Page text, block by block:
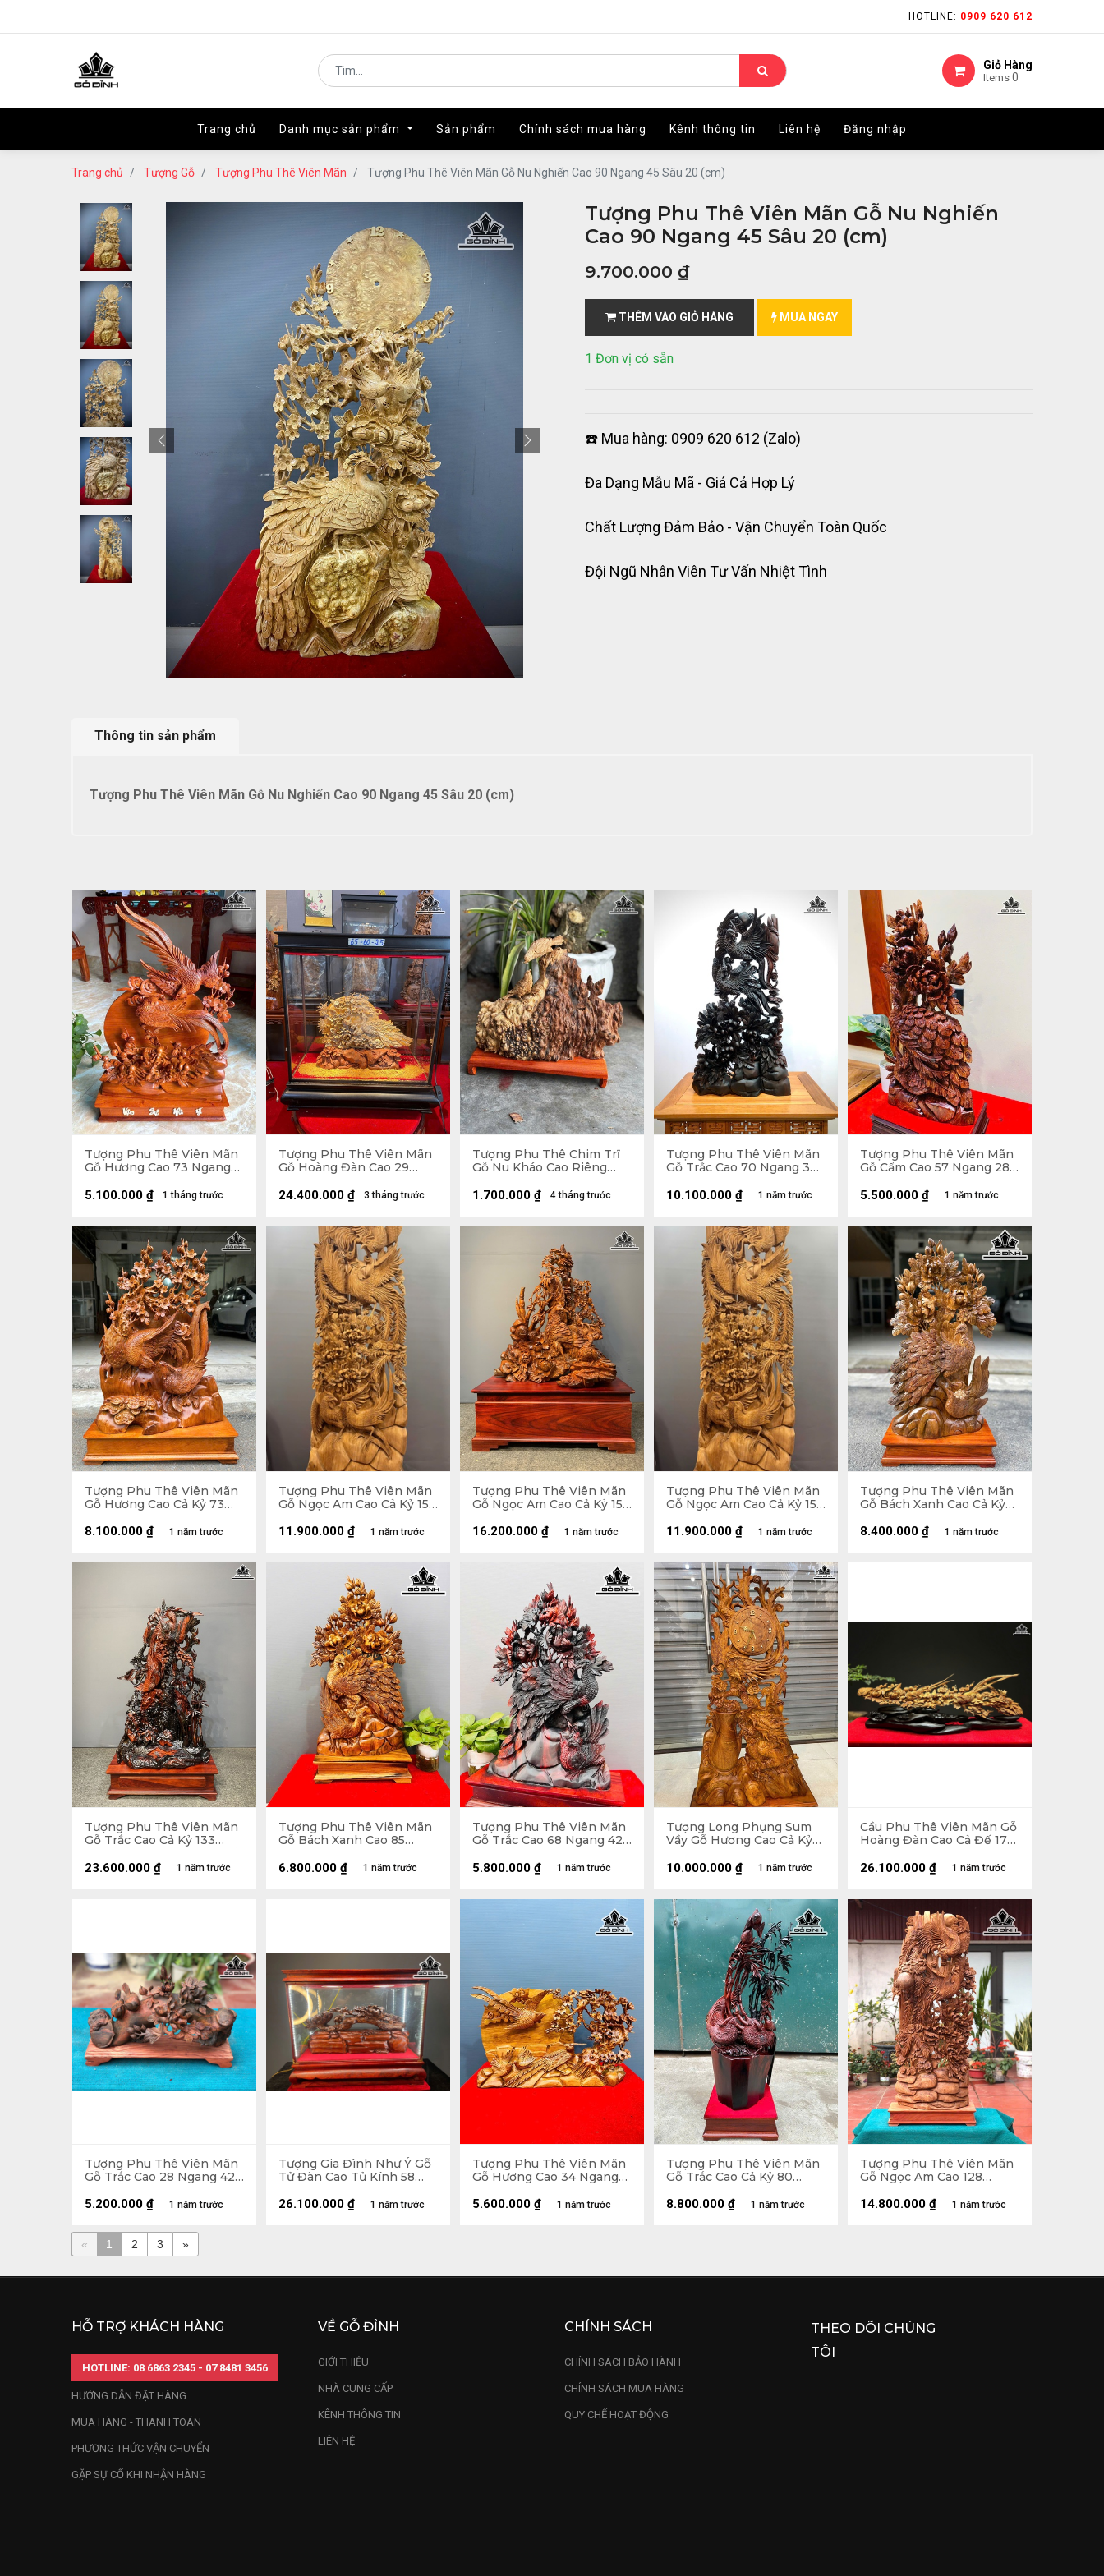
HOTLINE: 0909 620 612
Giỏ Hàng
Items 0
Trang chủ Danh mục sản phẩm Sản phẩm Chính sách mua hàng Kênh thông tin Liên hệ Đăng nhập
HOTLINE: 0909 620 612
Giỏ Hàng
Items 0
Trang chủ Danh mục sản phẩm Sản phẩm Chính sách mua hàng Kênh thông tin Liên hệ Đăng nhập
Trang chủ Tượng Gỗ Tượng Phu Thê Viên Mãn Tượng Phu Thê Viên Mãn Gỗ Nu Nghiến Cao 90 Ngang 45 Sâu 20 (cm)
Tượng Phu Thê Viên Mãn Gỗ Nu Nghiến
Cao 90 Ngang 45 Sâu 20 (cm)
9.700.000 ₫
THÊM VÀO GIỎ HÀNG MUA NGAY
1 Đơn vị có sẵn
☎️ Mua hàng: 0909 620 612 (Zalo)
Đa Dạng Mẫu Mã - Giá Cả Hợp Lý
Chất Lượng Đảm Bảo - Vận Chuyển Toàn Quốc
Đội Ngũ Nhân Viên Tư Vấn Nhiệt Tình
Thông tin sản phẩm
Tượng Phu Thê Viên Mãn Gỗ Nu Nghiến Cao 90 Ngang 45 Sâu 20 (cm)
Tượng Phu Thê Viên Mãn
Gỗ Hương Cao 73 Ngang
1 tháng trước
5.100.000 ₫
Tượng Phu Thê Viên Mãn
Gỗ Hoàng Đàn Cao 29
Cao 60 Ngang 55 Sâu 25
3 tháng trước
24.400.000 ₫
Tượng Phu Thê Chim Trĩ
Gỗ Nu Kháo Cao Riêng
(cm)
4 tháng trước
1.700.000 ₫
Tượng Phu Thê Viên Mãn
Gỗ Trắc Cao 70 Ngang 39
1 năm trước
10.100.000 ₫
Tượng Phu Thê Viên Mãn
Gỗ Cẩm Cao 57 Ngang 28
1 năm trước
5.500.000 ₫
Tượng Phu Thê Viên Mãn
Gỗ Hương Cao Cả Kỷ 73
Cao 10
1 năm trước
8.100.000 ₫
Tượng Phu Thê Viên Mãn
Gỗ Ngọc Am Cao Cả Kỷ 150
Cao 15
1 năm trước
11.900.000 ₫
Tượng Phu Thê Viên Mãn
Gỗ Ngọc Am Cao Cả Kỷ 152
Cao 35
1 năm trước
16.200.000 ₫
Tượng Phu Thê Viên Mãn
Gỗ Ngọc Am Cao Cả Kỷ 150
Cao 15 (cm)
1 năm trước
11.900.000 ₫
Tượng Phu Thê Viên Mãn
Gỗ Bách Xanh Cao Cả Kỷ
Kỷ Cao 10 (cm)1 năm trước
8.400.000 ₫
Tượng Phu Thê Viên Mãn
Gỗ Trắc Cao Cả Kỷ 133
Cao 20 (cm)
1 năm trước
23.600.000 ₫
Tượng Phu Thê Viên Mãn
Gỗ Bách Xanh Cao 85
1 năm trước
6.800.000 ₫
Tượng Phu Thê Viên Mãn
Gỗ Trắc Cao 68 Ngang 42
1 năm trước
5.800.000 ₫
Tượng Long Phụng Sum
Vầy Gỗ Hương Cao Cả Kỷ
Kỷ Cao 10 (cm)
1 năm trước
10.000.000 ₫
Cầu Phu Thê Viên Mãn Gỗ
Hoàng Đàn Cao Cả Đế 17
Riêng Tượng Cao 14 (cm)
1 năm trước
26.100.000 ₫
Tượng Phu Thê Viên Mãn
Gỗ Trắc Cao 28 Ngang 42
1 năm trước
5.200.000 ₫
Tượng Gia Đình Như Ý Gỗ
Tử Đàn Cao Tủ Kính 58
1 năm trước
26.100.000 ₫
Tượng Phu Thê Viên Mãn
Gỗ Hương Cao 34 Ngang
1 năm trước
5.600.000 ₫
Tượng Phu Thê Viên Mãn
Gỗ Trắc Cao Cả Kỷ 80
Cao 10
1 năm trước
8.800.000 ₫
Tượng Phu Thê Viên Mãn
Gỗ Ngọc Am Cao 128
1 năm trước
14.800.000 ₫
« 1 2 3 »
HỖ TRỢ KHÁCH HÀNG
HOTLINE: 08 6863 2345 - 07 8481 3456
HƯỚNG DẪN ĐẶT HÀNG
MUA HÀNG - THANH TOÁN
PHƯƠNG THỨC VẬN CHUYỂN
GẶP SỰ CỐ KHI NHẬN HÀNG
VỀ GỖ ĐỈNH
GIỚI THIỆU
NHÀ CUNG CẤP
KÊNH THÔNG TIN
LIÊN HỆ
CHÍNH SÁCH
CHÍNH SÁCH BẢO HÀNH
CHÍNH SÁCH MUA HÀNG
QUY CHẾ HOẠT ĐỘNG
THEO DÕI CHÚNG
TÔI